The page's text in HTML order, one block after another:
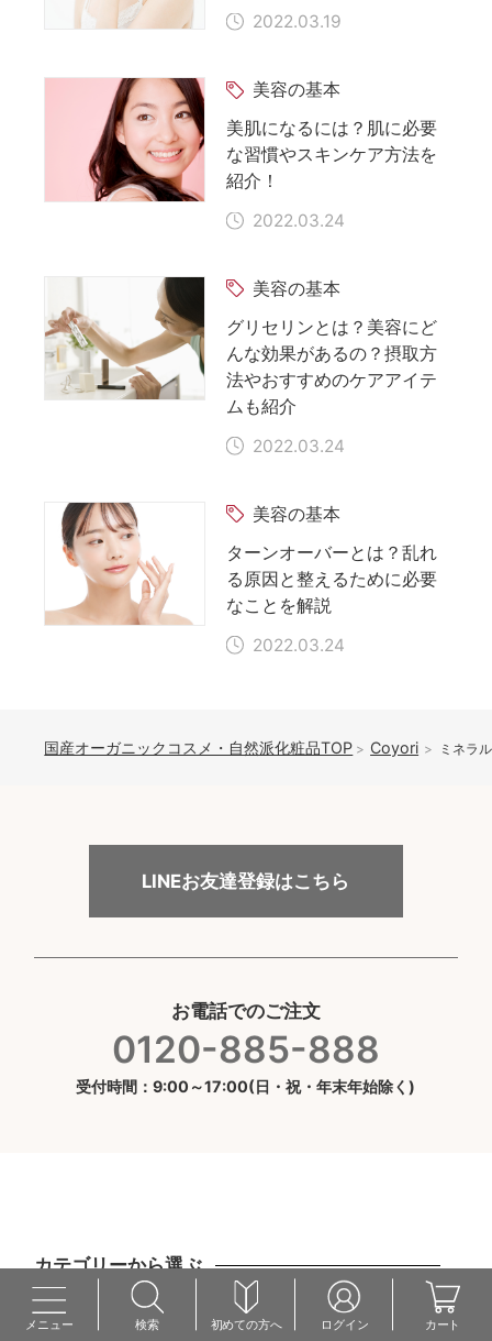
メニュー 検索 初めての方へ ログイン カート
2022.03.19
美容の基本
美肌になるには？肌に必要
な習慣やスキンケア方法を
紹介！
2022.03.24
美容の基本
グリセリンとは？美容にど
んな効果があるの？摂取方
法やおすすめのケアアイテ
ムも紹介
2022.03.24
美容の基本
ターンオーバーとは？乱れ
る原因と整えるために必要
なことを解説
2022.03.24
国産オーガニックコスメ・自然派化粧品TOP Coyori ミネラ
LINEお友達登録はこちら
お電話でのご注文
0120-885-888
受付時間：9:00～17:00(日・祝・年末年始除く)
カテゴリーから選ぶ
美容液オイル
化粧水
メイク
食品